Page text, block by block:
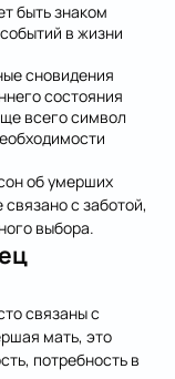
быть знаком
в жизни
сновидения
состояния
всего символ
об умерших
с заботой,
выбора.
связаны с
мать, это
потребность в